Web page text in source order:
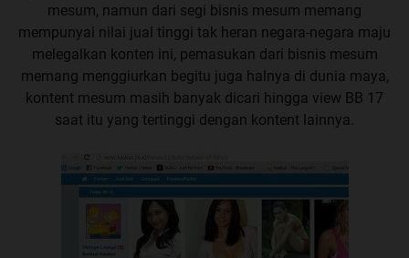
mesum, namun dari segi bisnis mesum memang
mempunyai nilai jual tinggi tak heran negara-negara maju
melegalkan konten ini, pemasukan dari bisnis mesum
memang menggiurkan begitu juga halnya di dunia maya,
kontent mesum masih banyak dicari hingga view BB 17
saat itu yang tertinggi dengan kontent lainnya.